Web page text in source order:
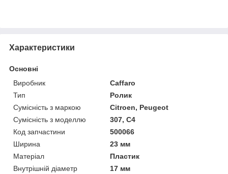
Характеристики
Основні
Виробник
Caffaro
Тип
Ролик
Сумісність з маркою
Citroen, Peugeot
Сумісність з моделлю
307, C4
Код запчастини
500066
Ширина
23 мм
Матеріал
Пластик
Внутрішній діаметр
17 мм